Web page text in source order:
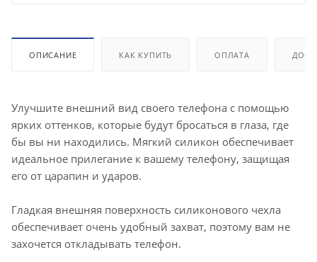
ОПИСАНИЕ КАК КУПИТЬ ОПЛАТА
Улучшите внешний вид своего телефона с помощью
ярких оттенков, которые будут бросаться в глаза, где
бы вы ни находились. Мягкий силикон обеспечивает
идеальное прилегание к вашему телефону, защищая
его от царапин и ударов.
Гладкая внешняя поверхность силиконового чехла
обеспечивает очень удобный захват, поэтому вам не
захочется откладывать телефон.